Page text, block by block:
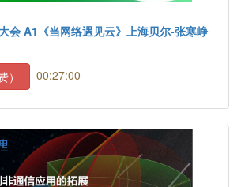
会 A1《当网络遇见云》上海贝尔-张寒峥
00:27:00